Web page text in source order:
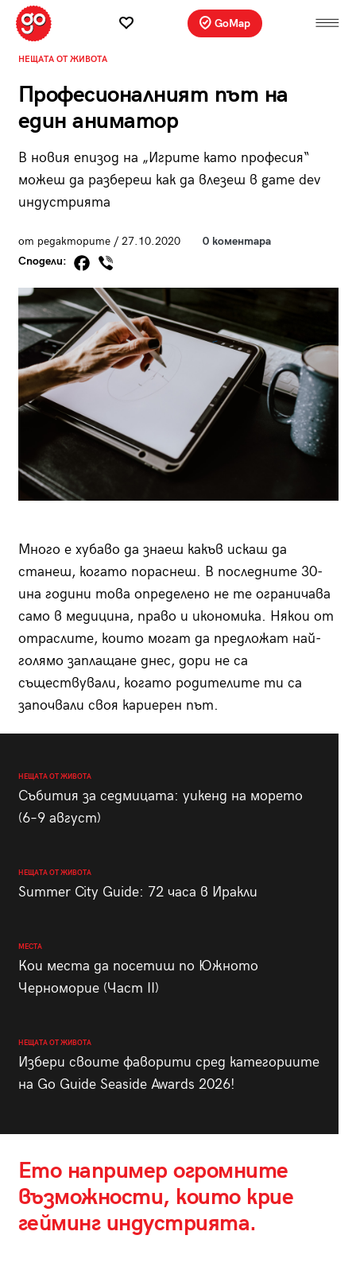
GoMap
НЕЩАТА ОТ ЖИВОТА
Професионалният път на
един аниматор
В новия епизод на „Игрите като професия“
можеш да разбереш как да влезеш в game dev
индустрията
от редакторите / 27.10.2020
0 коментара
Сподели:
Много е хубаво да знаеш какъв искаш да
станеш, когато пораснеш. В последните 30-
ина години това определено не те ограничава
само в медицина, право и икономика. Някои от
отраслите, които могат да предложат най-
голямо заплащане днес, дори не са
съществували, когато родителите ти са
започвали своя кариерен път.
НЕЩАТА ОТ ЖИВОТА
Събития за седмицата: уикенд на морето
(6–9 август)
НЕЩАТА ОТ ЖИВОТА
Summer City Guide: 72 часа в Иракли
МЕСТА
Кои места да посетиш по Южното
Черноморие (Част II)
НЕЩАТА ОТ ЖИВОТА
Избери своите фаворити сред категориите
на Go Guide Seaside Awards 2026!
Ето например огромните
възможности, които крие
гейминг индустрията.